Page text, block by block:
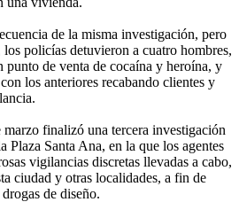
de la misma investigación, pero
policías detuvieron a cuatro hombres,
punto de venta de cocaína y heroína, y
los anteriores recabando clientes y
marzo finalizó una tercera investigación
Plaza Santa Ana, en la que los agentes
vigilancias discretas llevadas a cabo,
ciudad y otras localidades, a fin de
drogas de diseño.